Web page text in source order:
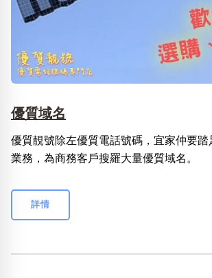
優質域名
優質靚號除左優質電話號碼，宜家仲要踏
業務，為商務客戶搜羅大量優質域名。
詳情